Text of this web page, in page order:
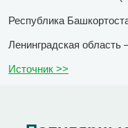
Республика
Ленинградская
Источник >>